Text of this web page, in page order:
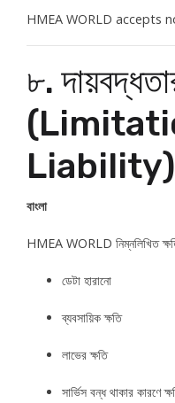
HMEA WORLD accepts
৮.
Liability)
বাংলা
HMEA WORLD নিম্নলিখিত
ডেটা হারানো
ব্যবসায়িক ক্ষতি
লাভের ক্ষতি
সার্ভিস বন্ধ থাকার কারণে